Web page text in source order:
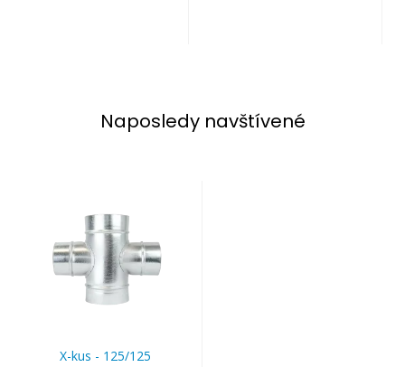
Naposledy navštívené
X-kus - 125/125